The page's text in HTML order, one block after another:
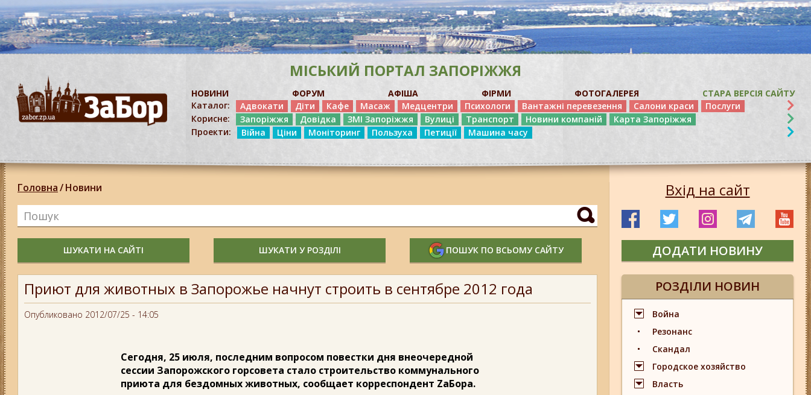
МІСЬКИЙ ПОРТАЛ ЗАПОРІЖЖЯ
НОВИНИ ФОРУМ АФІША ФІРМИ ФОТОГАЛЕРЕЯ
СТАРА ВЕРСІЯ САЙТУ
Каталог:
Адвокати Діти Кафе Масаж Медцентри Психологи Вантажні перевезення Салони краси
Послуги
Корисне:
Запоріжжя Довідка ЗМІ Запоріжжя Вулиці Транспорт Новини компаній
Карта Запоріжжя
Проекти:
Війна Ціни Моніторинг Пользуха Петиції Машина часу
Головна/Новини
ШУКАТИ НА САЙТІ ШУКАТИ У РОЗДІЛІ ПОШУК ПО ВСЬОМУ САЙТУ
Приют для животных в Запорожье начнут строить в сентябре 2012 года
Опубликовано 2012/07/25 - 14:05
Сегодня, 25 июля, последним вопросом повестки дня внеочередной
сессии Запорожского горсовета стало строительство коммунального
приюта для бездомных животных, сообщает корреспондент ZаБора.
Вхід на сайт
ДОДАТИ НОВИНУ
РОЗДІЛИ НОВИН
Война
Резонанс
Скандал
Городское хозяйство
Власть